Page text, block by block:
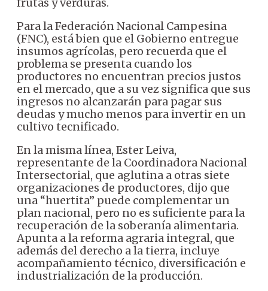
Para la Federación Nacional Campesina
(FNC), está bien que el Gobierno entregue
insumos agrícolas, pero recuerda que el
problema se presenta cuando los
productores no encuentran precios justos
en el mercado, que a su vez significa que sus
ingresos no alcanzarán para pagar sus
deudas y mucho menos para invertir en un
cultivo tecnificado.
En la misma línea, Ester Leiva,
representante de la Coordinadora Nacional
Intersectorial, que aglutina a otras siete
organizaciones de productores, dijo que
una “huertita” puede complementar un
plan nacional, pero no es suficiente para la
recuperación de la soberanía alimentaria.
Apunta a la reforma agraria integral, que
además del derecho a la tierra, incluye
acompañamiento técnico, diversificación e
industrialización de la producción.